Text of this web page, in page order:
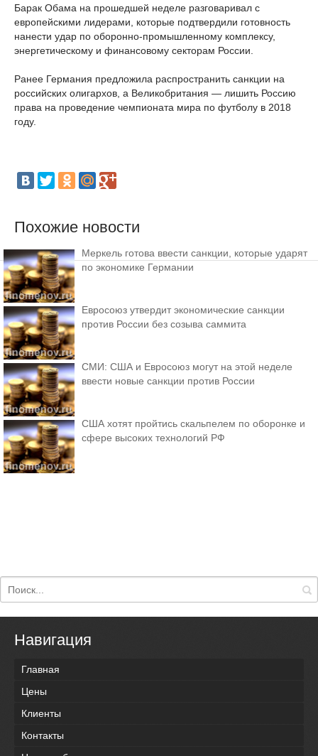
Барак Обама на прошедшей неделе разговаривал с
европейскими лидерами, которые подтвердили готовность
нанести удар по оборонно-промышленному комплексу,
энергетическому и финансовому секторам России.
Ранее Германия предложила распространить санкции на
российских олигархов, а Великобритания — лишить Россию
права на проведение чемпионата мира по футболу в 2018
году.
Похожие новости
Меркель готова ввести санкции, которые ударят
по экономике Германии
Евросоюз утвердит экономические санкции
против России без созыва саммита
СМИ: США и Евросоюз могут на этой неделе
ввести новые санкции против России
США хотят пройтись скальпелем по оборонке и
сфере высоких технологий РФ
Навигация
Главная
Цены
Клиенты
Контакты